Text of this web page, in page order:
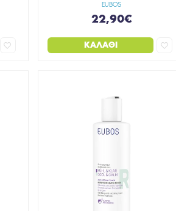
EUBOS
22,90€
ΚΑΛΆΘΙ